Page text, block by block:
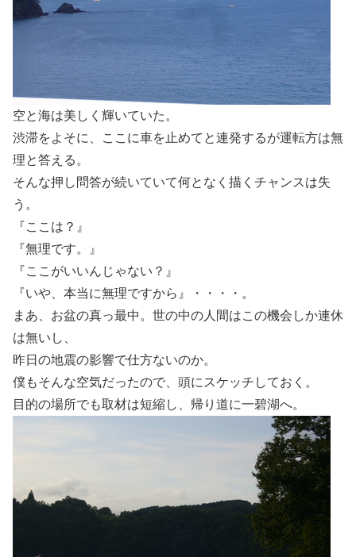
空と海は美しく輝いていた。
渋滞をよそに、ここに車を止めてと連発するが運転方は無
理と答える。
そんな押し問答が続いていて何となく描くチャンスは失
う。
『ここは？』
『無理です。』
『ここがいいんじゃない？』
『いや、本当に無理ですから』・・・・。
まあ、お盆の真っ最中。世の中の人間はこの機会しか連休
は無いし、
昨日の地震の影響で仕方ないのか。
僕もそんな空気だったので、頭にスケッチしておく。
目的の場所でも取材は短縮し、帰り道に一碧湖へ。